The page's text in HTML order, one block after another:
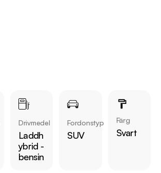
Drivmedel
Laddh
ybrid -
bensin
Fordonstyp
SUV
Färg
Svart